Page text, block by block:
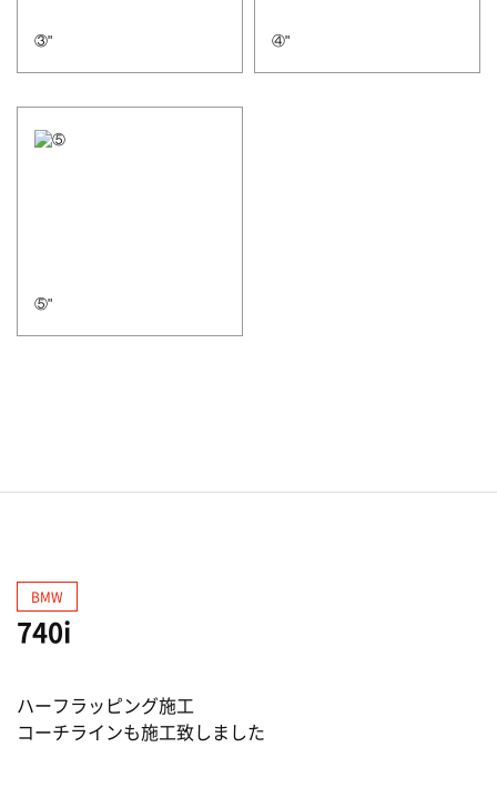
③" ④"
⑤"
BMW
740i
ハーフラッピング施工
コーチラインも施工致しました